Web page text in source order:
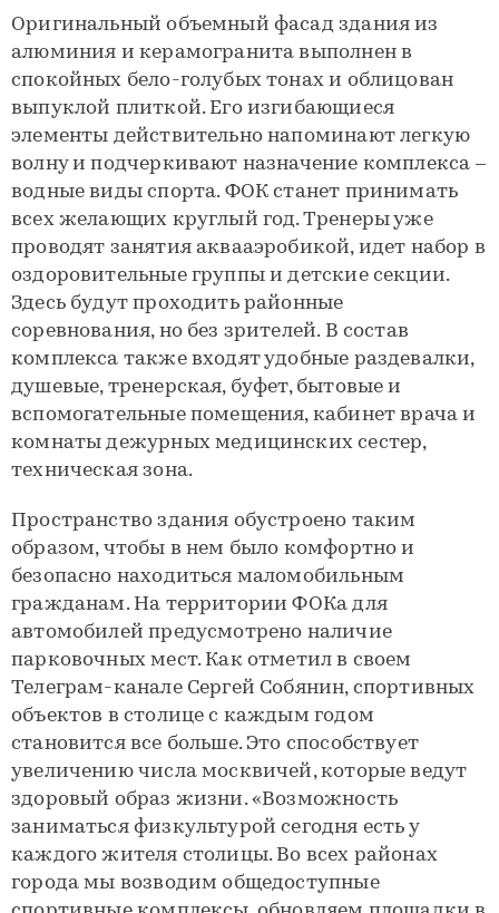
Оригинальный объемный фасад здания из
алюминия и керамогранита выполнен в
спокойных бело-голубых тонах и облицован
выпуклой плиткой. Его изгибающиеся
элементы действительно напоминают легкую
волну и подчеркивают назначение комплекса –
водные виды спорта. ФОК станет принимать
всех желающих круглый год. Тренеры уже
проводят занятия аквааэробикой, идет набор в
оздоровительные группы и детские секции.
Здесь будут проходить районные
соревнования, но без зрителей. В состав
комплекса также входят удобные раздевалки,
душевые, тренерская, буфет, бытовые и
вспомогательные помещения, кабинет врача и
комнаты дежурных медицинских сестер,
техническая зона.
Пространство здания обустроено таким
образом, чтобы в нем было комфортно и
безопасно находиться маломобильным
гражданам. На территории ФОКа для
автомобилей предусмотрено наличие
парковочных мест. Как отметил в своем
Телеграм-канале Сергей Собянин, спортивных
объектов в столице с каждым годом
становится все больше. Это способствует
увеличению числа москвичей, которые ведут
здоровый образ жизни. «Возможность
заниматься физкультурой сегодня есть у
каждого жителя столицы. Во всех районах
города мы возводим общедоступные